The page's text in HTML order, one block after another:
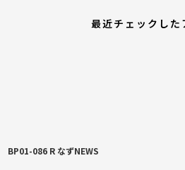
最近チェックした
BP01-086 R なずNEWS